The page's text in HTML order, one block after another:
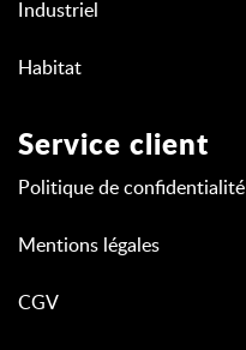
Industriel
Habitat
Service client
Politique de confidentialité
Mentions légales
CGV